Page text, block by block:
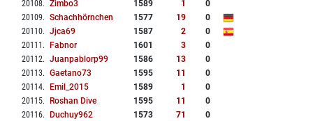
20108. Zimbo3 1589 1
0
20109. Schachhörnchen 1577 19
0
20110. Jjca69 1587 2
0
20111 . Fabnor 1601 3
0
20112. Juanpablorp99 1586 13
0
20113. Gaetano73 1595 11
0
20114. Emil_2015 1589 1
0
20115. Roshan Dive 1595 11
0
20116. Duchuy962 1573 71
0